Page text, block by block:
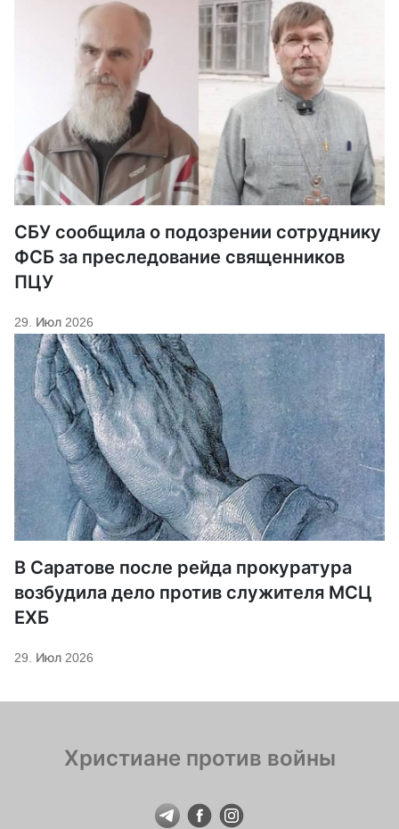
СБУ сообщила о подозрении сотруднику
ФСБ за преследование священников
ПЦУ
29. Июл 2026
В Саратове после рейда прокуратура
возбудила дело против служителя МСЦ
ЕХБ
29. Июл 2026
Христиане против войны